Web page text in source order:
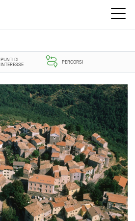
PUNTI DI
INTERESSE
PERCORSI